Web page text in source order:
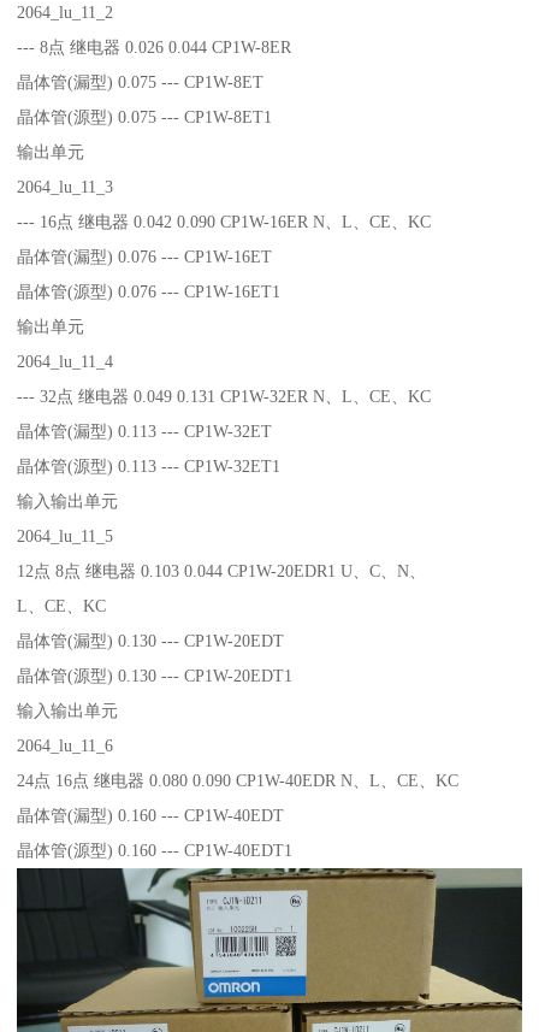
2064_lu_11_2
--- 8点 继电器 0.026 0.044 CP1W-8ER
晶体管(漏型) 0.075 --- CP1W-8ET
晶体管(源型) 0.075 --- CP1W-8ET1
输出单元
2064_lu_11_3
--- 16点 继电器 0.042 0.090 CP1W-16ER N、L、CE、KC
晶体管(漏型) 0.076 --- CP1W-16ET
晶体管(源型) 0.076 --- CP1W-16ET1
输出单元
2064_lu_11_4
--- 32点 继电器 0.049 0.131 CP1W-32ER N、L、CE、KC
晶体管(漏型) 0.113 --- CP1W-32ET
晶体管(源型) 0.113 --- CP1W-32ET1
输入输出单元
2064_lu_11_5
12点 8点 继电器 0.103 0.044 CP1W-20EDR1 U、C、N、
L、CE、KC
晶体管(漏型) 0.130 --- CP1W-20EDT
晶体管(源型) 0.130 --- CP1W-20EDT1
输入输出单元
2064_lu_11_6
24点 16点 继电器 0.080 0.090 CP1W-40EDR N、L、CE、KC
晶体管(漏型) 0.160 --- CP1W-40EDT
晶体管(源型) 0.160 --- CP1W-40EDT1